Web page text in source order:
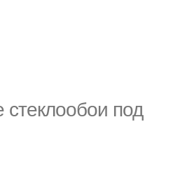
стеклообои под